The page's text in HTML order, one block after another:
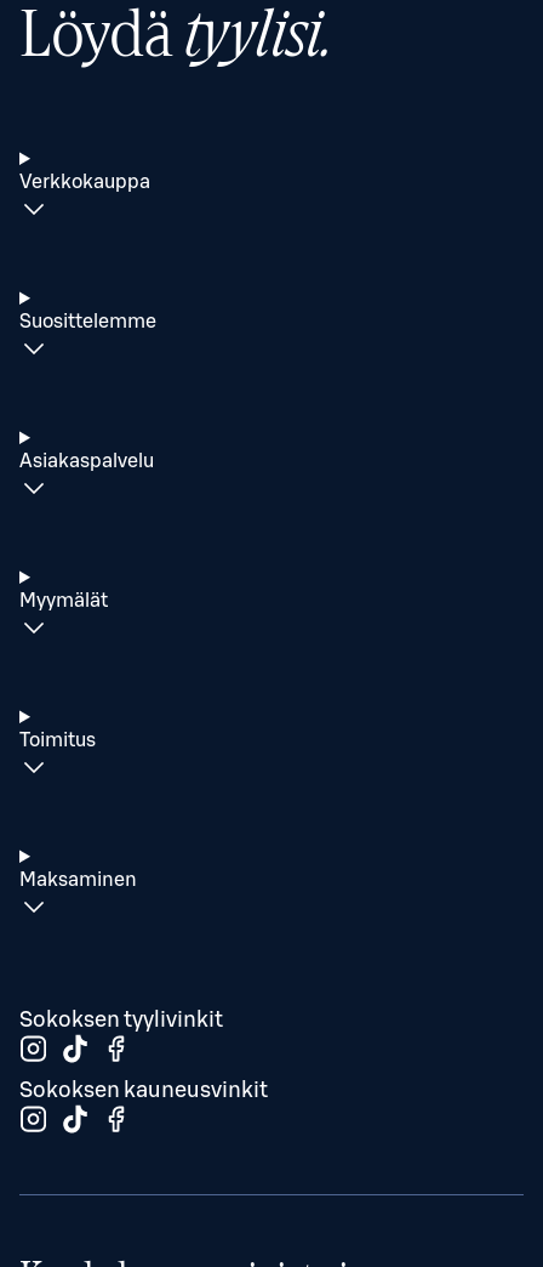
Löydätyylisi.
Verkkokauppa
Suosittelemme
Asiakaspalvelu
Myymälät
Toimitus
Maksaminen
Sokoksen tyylivinkit
Sokoksen kauneusvinkit